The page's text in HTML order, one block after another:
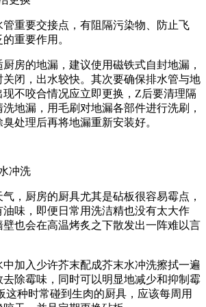
重要交接点，有阻隔污染物、防止飞
重要作用。
房的地漏，建议使用磁铁式自封地漏，
闭，出水较快。其次要确保排水管与地
不咬合情况应立即更换，Z后要清理隔
地漏，用毛刷对地漏各部件进行洗刷，
处理后再将地漏重新安装好。
冲洗
，厨房的厨具尤其是砧板很容易霉点，
味，即便日常用洗洁精也没有太大作
壁也会在高温烤炙之下散发出一阵难以言
加入少许芥末配成芥末水冲洗擦拭一遍
除霉味，同时可以明显地减少和抑制霉
这种时常碰到生肉的厨具，应该每周用